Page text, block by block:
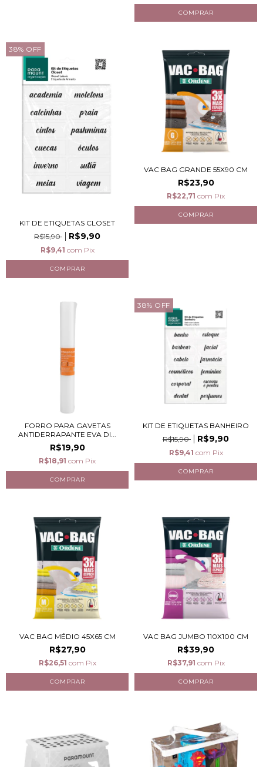
38% OFF
KIT DE ETIQUETAS CLOSET
R$15,90
R$9,90
R$9,41 com Pix
VAC BAG GRANDE 55X90 CM
R$23,90
R$22,71 com Pix
FORRO PARA GAVETAS
ANTIDERRAPANTE EVA DI...
R$19,90
R$18,91 com Pix
38% OFF
KIT DE ETIQUETAS BANHEIRO
R$15,90
R$9,90
R$9,41 com Pix
VAC BAG MÉDIO 45X65 CM
R$27,90
R$26,51 com Pix
VAC BAG JUMBO 110X100 CM
R$39,90
R$37,91 com Pix